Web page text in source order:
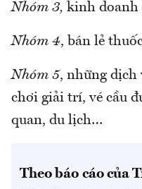
Nhóm 3, kinh doanh
Nhóm 4, bán lẻ
Nhóm 5, những dịch
chơi giải trí, vé cầu
quan, du lịch…
Theo báo cáo của